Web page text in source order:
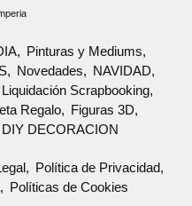
Pinturas y Mediums
Novedades
NAVIDAD
Liquidación Scrapbooking
Regalo
Figuras 3D
DIY DECORACION
Política de Privacidad
Políticas de Cookies